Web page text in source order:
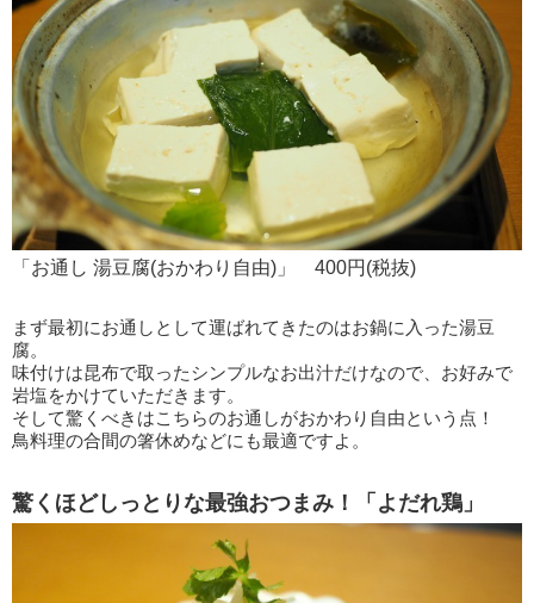
「お通し 湯豆腐(おかわり自由)」 400円(税抜)
まず最初にお通しとして運ばれてきたのはお鍋に入った湯豆
腐。
味付けは昆布で取ったシンプルなお出汁だけなので、お好みで
岩塩をかけていただきます。
そして驚くべきはこちらのお通しがおかわり自由という点！
鳥料理の合間の箸休めなどにも最適ですよ。
驚くほどしっとりな最強おつまみ！「よだれ鶏」